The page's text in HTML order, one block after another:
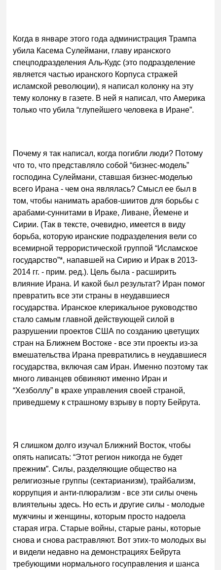
Когда в январе этого года администрация Трампа
убила Касема Сулеймани, главу иранского
спецподразделения Аль-Кудс (это подразделение
является частью иранского Корпуса стражей
исламской революции), я написал колонку на эту
тему колонку в газете. В ней я написал, что Америка
только что убила “глупейшего человека в Иране”.
Почему я так написал, когда погибли люди? Потому
что то, что представляло собой “бизнес-модель”
господина Сулеймани, ставшая бизнес-моделью
всего Ирана - чем она являлась? Смысл ее был в
том, чтобы нанимать арабов-шиитов для борьбы с
арабами-суннитами в Ираке, Ливане, Йемене и
Сирии. (Так в тексте, очевидно, имеется в виду
борьба, которую иранские подразделения вели со
всемирной террористической группой “Исламское
государство”*, напавшей на Сирию и Ирак в 2013-
2014 гг. - прим. ред.). Цель была - расширить
влияние Ирана. И какой был результат? Иран помог
превратить все эти страны в неудавшиеся
государства. Иранское клерикальное руководство
стало самым главной действующей силой в
разрушении проектов США по созданию цветущих
стран на Ближнем Востоке - все эти проекты из-за
вмешательства Ирана превратились в неудавшиеся
государства, включая сам Иран. Именно поэтому так
много ливанцев обвиняют именно Иран и
“Хезболлу” в крахе управления своей страной,
приведшему к страшному взрыву в порту Бейрута.
Я слишком долго изучал Ближний Восток, чтобы
опять написать: “Этот регион никогда не будет
прежним”. Силы, разделяющие общество на
религиозные группы (сектарианизм), трайбализм,
коррупция и анти-плюрализм - все эти силы очень
влиятельны здесь. Но есть и другие силы - молодые
мужчины и женщины, которым просто надоела
старая игра. Старые войны, старые раны, которые
снова и снова растравляют. Вот этих-то молодых вы
и видели недавно на демонстрациях Бейрута
требующими нормального госуправления и шанса